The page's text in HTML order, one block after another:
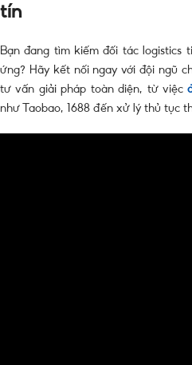
tín
Bạn đang tìm kiếm đối tác logistics
ứng? Hãy kết nối ngay với đội ngũ
tư vấn giải pháp toàn diện, từ việc
như Taobao, 1688 đến xử lý thủ tục